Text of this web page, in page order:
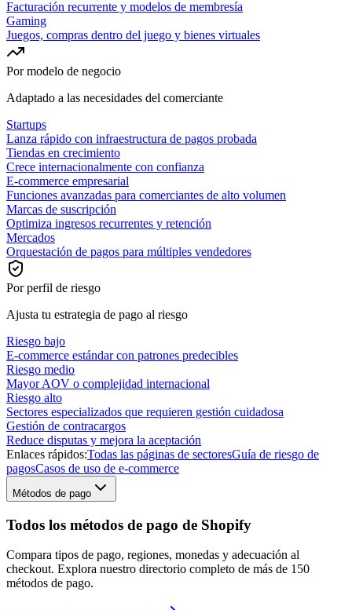
Facturación recurrente y modelos de membresía
Gaming
Juegos, compras dentro del juego y bienes virtuales
Por modelo de negocio
Adaptado a las necesidades del comerciante
Startups
Lanza rápido con infraestructura de pagos probada
Tiendas en crecimiento
Crece internacionalmente con confianza
E-commerce empresarial
Funciones avanzadas para comerciantes de alto volumen
Marcas de suscripción
Optimiza ingresos recurrentes y retención
Mercados
Orquestación de pagos para múltiples vendedores
Por perfil de riesgo
Ajusta tu estrategia de pago al riesgo
Riesgo bajo
E-commerce estándar con patrones predecibles
Riesgo medio
Mayor AOV o complejidad internacional
Riesgo alto
Sectores especializados que requieren gestión cuidadosa
Gestión de contracargos
Reduce disputas y mejora la aceptación
Enlaces rápidos:Todas las páginas de sectoresGuía de riesgo de
pagosCasos de uso de e-commerce
Métodos de pago
Todos los métodos de pago de Shopify
Compara tipos de pago, regiones, monedas y adecuación al
checkout. Explora nuestro directorio completo de más de 150
métodos de pago.